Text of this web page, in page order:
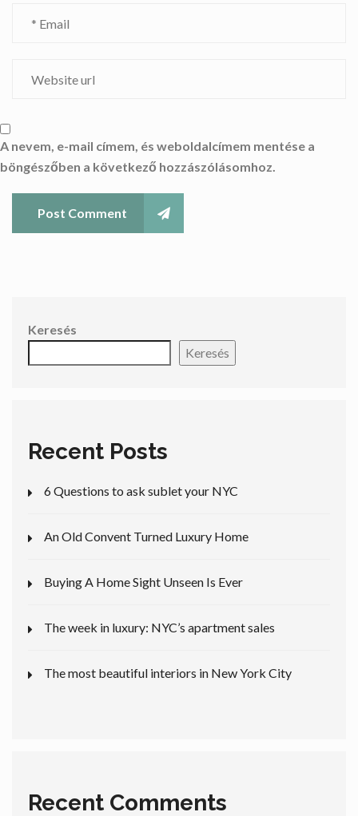
A nevem, e-mail címem, és weboldalcímem mentése a
böngészőben a következő hozzászólásomhoz.
Post Comment
Keresés
Keresés
Recent Posts
6 Questions to ask sublet your NYC
An Old Convent Turned Luxury Home
Buying A Home Sight Unseen Is Ever
The week in luxury: NYC’s apartment sales
The most beautiful interiors in New York City
Recent Comments